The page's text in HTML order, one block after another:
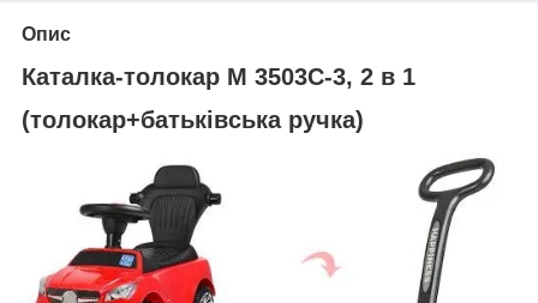
Опис
Каталка-толокар M 3503С-3, 2 в 1
(толокар+батьківська ручка)